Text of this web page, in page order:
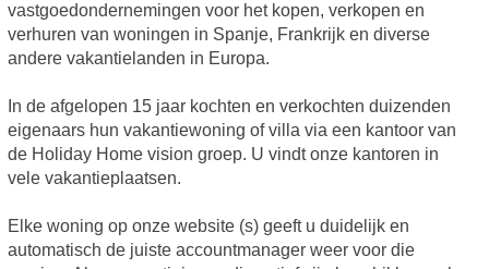
vastgoedondernemingen voor het kopen, verkopen en
verhuren van woningen in Spanje, Frankrijk en diverse
andere vakantielanden in Europa.
In de afgelopen 15 jaar kochten en verkochten duizenden
eigenaars hun vakantiewoning of villa via een kantoor van
de Holiday Home vision groep. U vindt onze kantoren in
vele vakantieplaatsen.
Elke woning op onze website (s) geeft u duidelijk en
automatisch de juiste accountmanager weer voor die